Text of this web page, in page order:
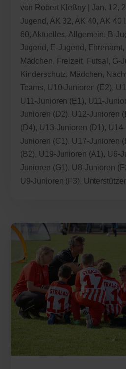
von Robert Kleßny Jan. 12,
Jugend , AK 32, AK 40, AK 40 I
60, Aktuelles, Allgemein, B-
Jugend , E-Jugend , Ehrenamt,
Mädchen, Freizeit, Futsal , G-
Kinderschutz, Mädchen,
Teams, U10-Junioren (E2),
U11-Junioren (E1), U11-
Junioren (D2), U12-Junioren
(D4), U13-Junioren (D1),
Junioren (C1), U17-Junioren
(B2), U19-Junioren (A1), U6-
Junioren (G1), U8-Junioren
U9-Junioren (F3),